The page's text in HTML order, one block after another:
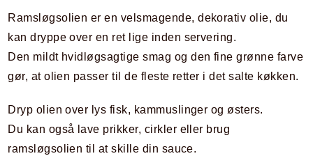
Ramsløgsolien er en velsmagende, dekorativ olie, du
kan dryppe over en ret lige inden servering.
Den mildt hvidløgsagtige smag og den fine grønne farve
gør, at olien passer til de fleste retter i det salte køkken.
Dryp olien over lys fisk, kammuslinger og østers.
Du kan også lave prikker, cirkler eller brug
ramsløgsolien til at skille din sauce.